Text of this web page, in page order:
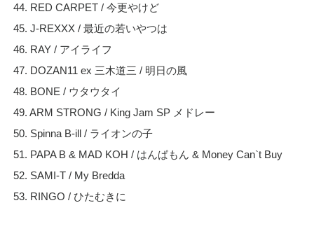
44. RED CARPET / 今更やけど
45. J-REXXX / 最近の若いやつは
46. RAY / アイライフ
47. DOZAN11 ex 三木道三 / 明日の風
48. BONE / ウタウタイ
49. ARM STRONG / King Jam SP メドレー
50. Spinna B-ill / ライオンの子
51. PAPA B & MAD KOH / はんぱもん & Money Can`t Buy
52. SAMI-T / My Bredda
53. RINGO / ひたむきに